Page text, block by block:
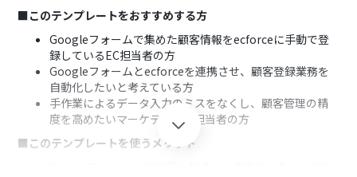
■このテンプレートをおすすめする方
Googleフォームで集めた顧客情報をecforceに手動で登
録しているEC担当者の方
Googleフォームとecforceを連携させ、顧客登録業務を
自動化したいと考えている方
手作業によるデータ入力のミスをなくし、顧客管理の精
度を高めたいマーケティング担当者の方
■このテンプレートを使うメリット